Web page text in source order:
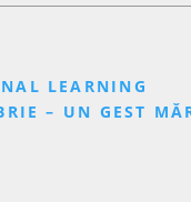
LEARNING
– UN GEST